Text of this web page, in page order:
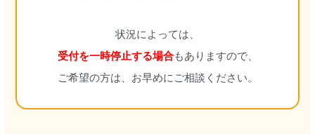
状況によっては、
受付を一時停止する場合もありますので、
ご希望の方は、お早めにご相談ください。